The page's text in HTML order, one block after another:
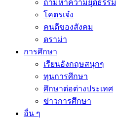
ถามหาความยุติธรรม
โคตรเจ๋ง
คนดีของสังคม
ดราม่า
การศึกษา
เรียนอังกฤษสนุกๆ
ทุนการศึกษา
ศึกษาต่อต่างประเทศ
ข่าวการศึกษา
อื่น ๆ